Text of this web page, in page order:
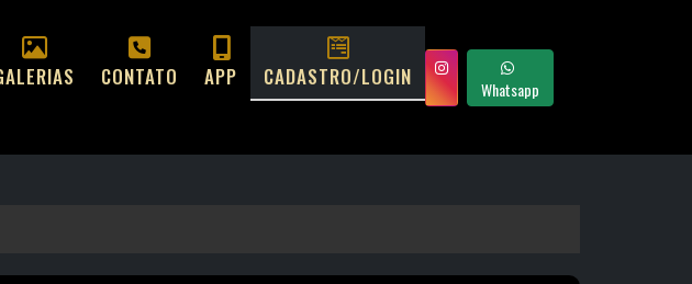
CONTATO APP CADASTRO/LOGIN Whatsapp